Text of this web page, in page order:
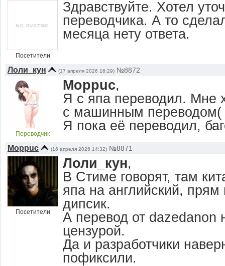
Посетители
Здравствуйте. Хотел
переводчика. А то
месяца нету ответа.
Лоли_кун (17 апреля 2026 16:29) №8872
Переводчик
Moppuc,
Я с япа переводил. Мне
с машинным переводом(
Я пока её переводил,
Moppuc (16 апреля 2026 14:32) №8871
Посетители
Лоли_кун,
В Стиме говорят, там
япа на английский,
дипсик.
А перевод от dazedanon
цензурой.
Да и разработчики
пофиксили.